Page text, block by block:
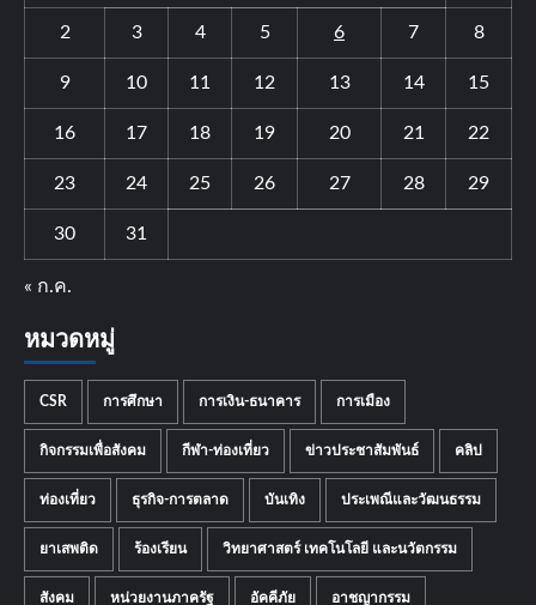
2 3 4 5 6 7 8
9 10 11 12 13 14 15
16 17 18 19 20 21 22
23 24 25 26 27 28 29
30 31
« ก.ค.
หมวดหมู่
CSR การศึกษา การเงิน-ธนาคาร การเมือง
กิจกรรมเพื่อสังคม กีฬา-ท่องเที่ยว ข่าวประชาสัมพันธ์ คลิป
ท่องเที่ยว ธุรกิจ-การตลาด บันเทิง ประเพณีและวัฒนธรรม
ยาเสพติด ร้องเรียน วิทยาศาสตร์ เทคโนโลยี และนวัตกรรม
สังคม หน่วยงานภาครัฐ อัคคีภัย อาชญากรรม